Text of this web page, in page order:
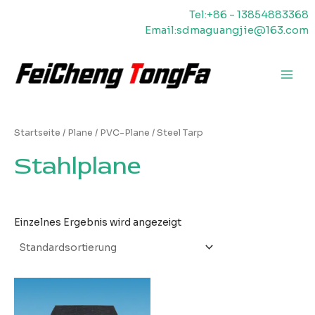
Tel:+86 - 13854883368
Email:sdmaguangjie@163.com
Startseite / Plane / PVC-Plane / Steel Tarp
Stahlplane
Einzelnes Ergebnis wird angezeigt